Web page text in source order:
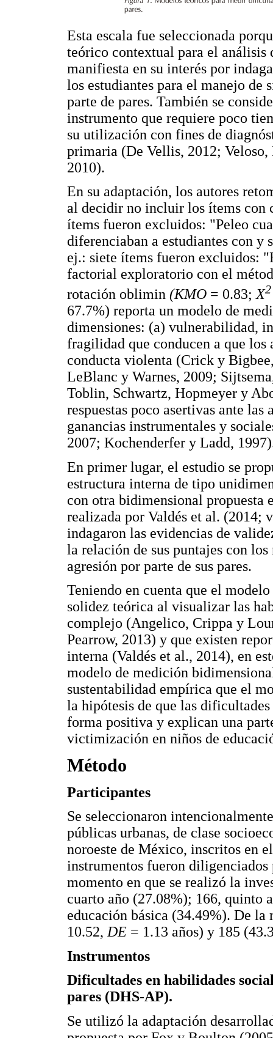
Esta escala fue seleccionada
teórico contextual para el análisis
manifiesta en su interés por
los estudiantes para el manejo de
parte de pares. También se
instrumento que requiere poco
su utilización con fines de
primaria (De Vellis, 2012;
2010).
En su adaptación, los autores
al decidir no incluir los ítems con
ítems fueron excluidos: "Peleo
diferenciaban a estudiantes con
ej.: siete ítems fueron excluidos:
factorial exploratorio con el
rotación oblimin (KMO = 0.83; X2
67.7%) reporta un modelo de
dimensiones: (a) vulnerabilidad,
fragilidad que conducen a que los
conducta violenta (Crick y
LeBlanc y Warnes, 2009;
Toblin, Schwartz, Hopmeyer y
respuestas poco asertivas ante las
ganancias instrumentales y
2007; Kochenderfer y Ladd,
En primer lugar, el estudio se
estructura interna de tipo
con otra bidimensional propuesta
realizada por Valdés et al. (2014;
indagaron las evidencias de
la relación de sus puntajes con
agresión por parte de sus pares.
Teniendo en cuenta que el
solidez teórica al visualizar las
complejo (Angelico, Crippa y
Pearrow, 2013) y que existen
interna (Valdés et al., 2014), en
modelo de medición
sustentabilidad empírica que el
la hipótesis de que las
forma positiva y explican una
victimización en niños de
Método
Participantes
Se seleccionaron
públicas urbanas, de clase
noroeste de México, inscritos en
instrumentos fueron
momento en que se realizó la
cuarto año (27.08%); 166, quinto
educación básica (34.49%). De
10.52, DE = 1.13 años) y 185
Instrumentos
Dificultades en habilidades
pares (DHS-AP).
Se utilizó la adaptación